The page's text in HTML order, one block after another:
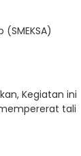
Kegiatan ini
tali